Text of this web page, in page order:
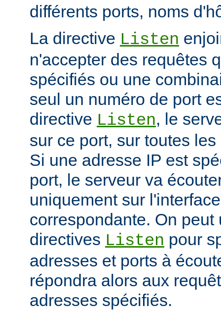
différents ports, noms
La directive Listen
n'accepter des requêtes
spécifiés ou une
seul un numéro de port
directive Listen, le
sur ce port, sur toutes
Si une adresse IP est
port, le serveur va
uniquement sur
correspondante. On
directives Listen pour
adresses et ports à
répondra alors aux
adresses spécifiés.